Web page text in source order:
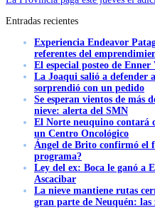
Entradas recientes
Experiencia Endeavor
referentes del
El especial posteo de Enner
La Joaqui salió a
sorprendió con un pedido
Se esperan vientos de más
nieve: alerta del SMN
El Norte neuquino contará
un Centro Oncológico
Ángel de Brito confirmó el
programa?
Ley del ex: Boca le ganó a
Ascacibar
La nieve mantiene rutas
gran parte de Neuquén: las